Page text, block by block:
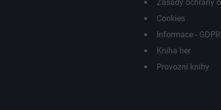
Zásady ochrany
Cookies
Informace - GDPR
Kniha her
Provozní knihy